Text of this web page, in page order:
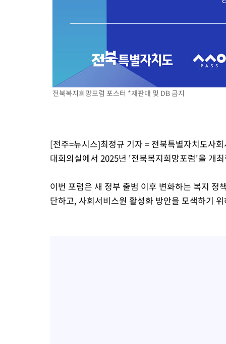
전북복지희망포럼 포스터 *재판매 및 DB 금지
[전주=뉴시스]최정규 기자 = 전북특별자치도사
대회의실에서 2025년 '전북복지희망포럼'을 개
이번 포럼은 새 정부 출범 이후 변화하는 복지
단하고, 사회서비스원 활성화 방안을 모색하기